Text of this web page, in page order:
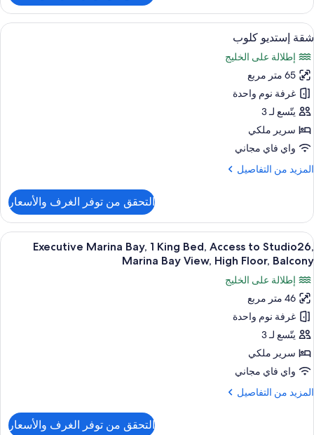
Premier
Suite,
1
Bed,
City
View,
Lounge
Access
استعراض
جميع
صور
شقة
إستديو
كلوب
أغطية فراش متميزة وميني بار وخزنة
5
شقة إستديو كلوب
إطلالة على الخليج
65 متر مربع
غرفة نوم واحدة
يتّسع لـ 3
سرير ملكي
واي فاي مجاني
المزيد من التفاصيل
المزيد
شقة
إستديو
كلوب
التحقق من توفر الغرف والأسعار
استعراض
جميع
صور
Executive
Marina
Bay,
1
King
Bed,
Access
to
6
Executive Marina Bay, 1 King Bed, Access to Studio26,
Marina Bay View, High Floor, Balcony
إطلالة على الخليج
46 متر مربع
غرفة نوم واحدة
يتّسع لـ 3
سرير ملكي
واي فاي مجاني
المزيد من التفاصيل
المزيد
التحقق من توفر الغرف والأسعار